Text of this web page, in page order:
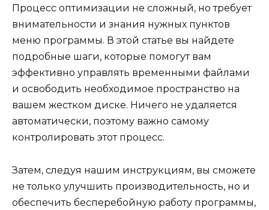
Процесс оптимизации не сложный, но требует
внимательности и знания нужных пунктов
меню программы. В этой статье вы найдете
подробные шаги, которые помогут вам
эффективно управлять временными файлами
и освободить необходимое пространство на
вашем жестком диске. Ничего не удаляется
автоматически, поэтому важно самому
контролировать этот процесс.
Затем, следуя нашим инструкциям, вы сможете
не только улучшить производительность, но и
обеспечить бесперебойную работу программы,